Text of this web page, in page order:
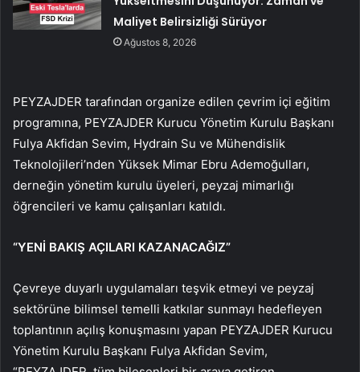
Maliyet Belirsizliği Sürüyor
Ağustos 8, 2026
PEYZAJDER tarafından organize edilen çevrim içi eğitim
programına, PEYZAJDER Kurucu Yönetim Kurulu Başkanı
Fulya Akfidan Sevim, Hydrain Su ve Mühendislik
Teknolojileri’nden Yüksek Mimar Ebru Ademoğulları,
derneğin yönetim kurulu üyeleri, peyzaj mimarlığı
öğrencileri ve kamu çalışanları katıldı.
“YENİ BAKIŞ AÇILARI KAZANACAĞIZ”
Çevreye duyarlı uygulamaları teşvik etmeyi ve peyzaj
sektörüne bilimsel temelli katkılar sunmayı hedefleyen
toplantının açılış konuşmasını yapan PEYZAJDER Kurucu
Yönetim Kurulu Başkanı Fulya Akfidan Sevim,